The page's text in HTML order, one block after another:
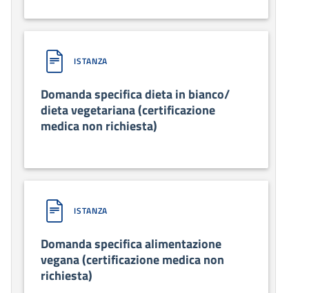
ISTANZA
Domanda specifica dieta in bianco/
dieta vegetariana (certificazione
medica non richiesta)
ISTANZA
Domanda specifica alimentazione
vegana (certificazione medica non
richiesta)